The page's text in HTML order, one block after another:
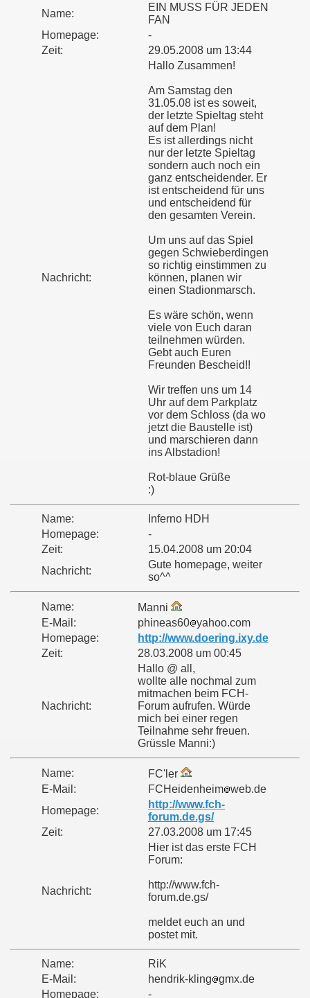
Name:
EIN MUSS FÜR JEDEN
FAN
Homepage:
-
Zeit:
29.05.2008 um 13:44
Nachricht:
Hallo Zusammen!
Am Samstag den
31.05.08 ist es soweit,
der letzte Spieltag steht
auf dem Plan!
Es ist allerdings nicht
nur der letzte Spieltag
sondern auch noch ein
ganz entscheidender. Er
ist entscheidend für uns
und entscheidend für
den gesamten Verein.
Um uns auf das Spiel
gegen Schwieberdingen
so richtig einstimmen zu
können, planen wir
einen Stadionmarsch.
Es wäre schön, wenn
viele von Euch daran
teilnehmen würden.
Gebt auch Euren
Freunden Bescheid!!
Wir treffen uns um 14
Uhr auf dem Parkplatz
vor dem Schloss (da wo
jetzt die Baustelle ist)
und marschieren dann
ins Albstadion!
Rot-blaue Grüße
:)
Name:
Inferno HDH
Homepage:
-
Zeit:
15.04.2008 um 20:04
Nachricht:
Gute homepage, weiter
so^^
Name:
Manni
E-Mail:
phineas60 yahoo.com
Homepage:
http://www.doering.ixy.de
Zeit:
28.03.2008 um 00:45
Nachricht:
Hallo @ all,
wollte alle nochmal zum
mitmachen beim FCH-
Forum aufrufen. Würde
mich bei einer regen
Teilnahme sehr freuen.
Grüssle Manni:)
Name:
FC'ler
E-Mail:
FCHeidenheim web.de
Homepage:
http://www.fch-
forum.de.gs/
Zeit:
27.03.2008 um 17:45
Nachricht:
Hier ist das erste FCH
Forum:
http://www.fch-
forum.de.gs/
meldet euch an und
postet mit.
Name:
RiK
E-Mail:
hendrik-kling
gmx.de
Homepage:
-